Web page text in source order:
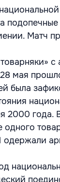
Матч
мая
была
2000 года.
одержали